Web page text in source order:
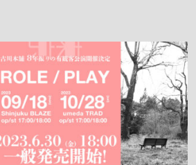
STORE
REQUEST
MESSAGE
OFFICE